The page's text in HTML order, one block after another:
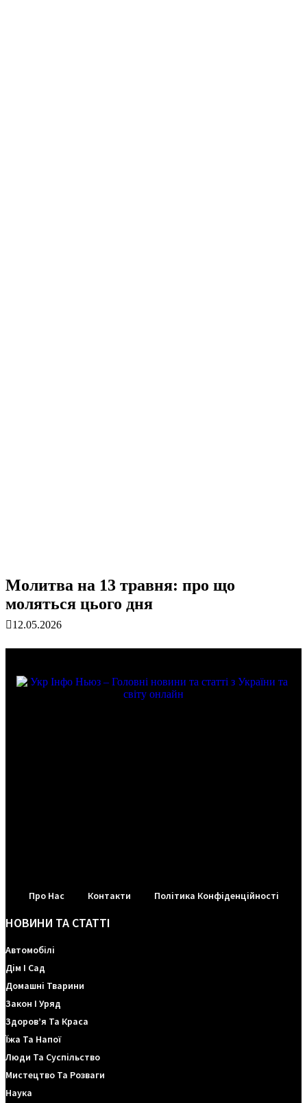
Молитва на 13 травня: про що
моляться цього дня
12.05.2026
Про Нас Контакти Політика Конфіденційності
НОВИНИ ТА СТАТТІ
Автомобілі
Дім І Сад
Домашні Тварини
Закон І Уряд
Здоров’я Та Краса
Їжа Та Напої
Люди Та Суспільство
Мистецтво Та Розваги
Наука